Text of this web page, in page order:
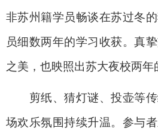
非苏州籍学员畅谈在苏过冬
员细数两年的学习收获。真
之美，也映照出苏大夜校两年
剪纸、猜灯谜、投壶等传
场欢乐氛围持续升温。参与